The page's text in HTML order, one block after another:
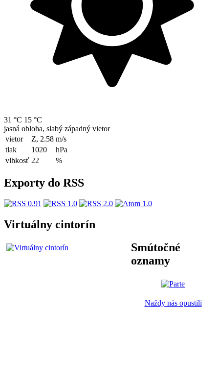
31 °C 15 °C
jasná obloha, slabý západný vietor
vietor
Z, 2.58 m/s
tlak
1020
hPa
vlhkosť 22 %
Exporty do RSS
Virtuálny cintorín
Smútočné
oznamy
Naždy nás opustili